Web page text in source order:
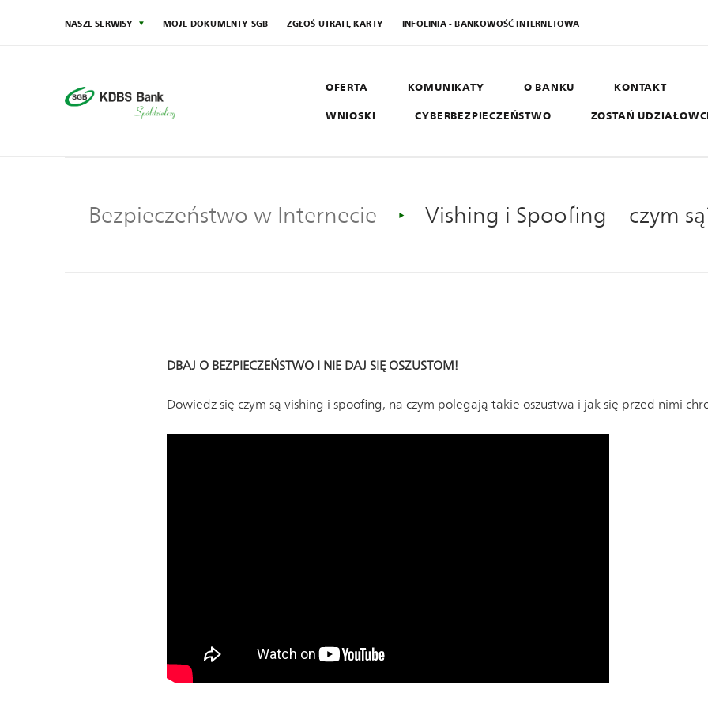
NASZE SERWISY MOJE DOKUMENTY SGB ZGŁOŚ UTRATĘ KARTY INFOLINIA - BANKOWOŚĆ INTERNETOWA
OFERTA KOMUNIKATY O BANKU KONTAKT
WNIOSKI CYBERBEZPIECZEŃSTWO ZOSTAŃ
Bezpieczeństwo w Internecie Vishing i Spoofing – czym
DBAJ O BEZPIECZEŃSTWO I NIE DAJ SIĘ OSZUSTOM!
Dowiedz się czym są vishing i spoofing, na czym polegają takie oszustwa i jak się przed nimi